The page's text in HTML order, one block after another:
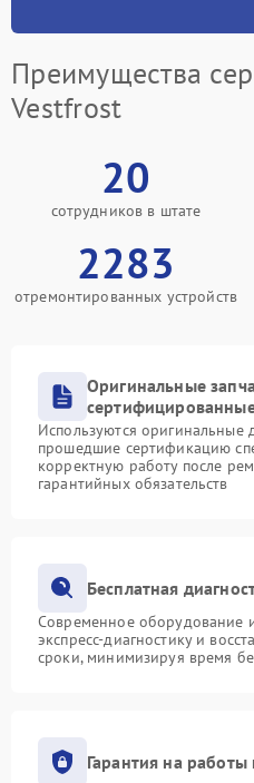
Преимущества
Vestfrost
20
сотрудников в штате
2283
отремонтированных устройств
Оригинальные
Используются оригинальные
прошедшие сертификацию
корректную работу после
гарантийных обязательств
Бесплатная
Современное оборудование
экспресс-диагностику и
сроки, минимизируя время
Гарантия на работы